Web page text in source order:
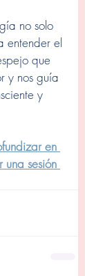
no solo
entender el
que
y nos guía
y
en
una sesión